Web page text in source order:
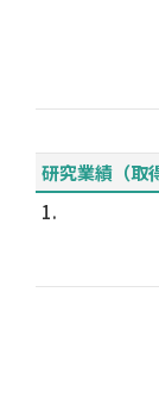
研究業績（取
1.